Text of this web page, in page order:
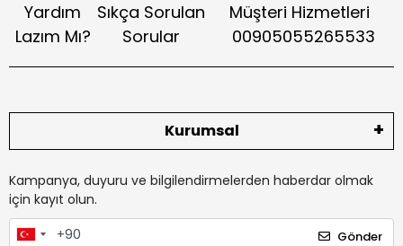
Yardım
Lazım Mı?
Sıkça Sorulan
Sorular
Müşteri Hizmetleri
00905055265533
Kurumsal
Kampanya, duyuru ve bilgilendirmelerden haberdar olmak
için kayıt olun.
Gönder